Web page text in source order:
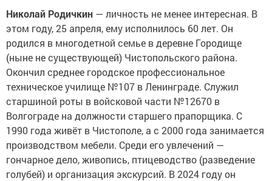
Николай Родичкин — личность не менее интересная. В
этом году, 25 апреля, ему исполнилось 60 лет. Он
родился в многодетной семье в деревне Городище
(ныне не существующей) Чистопольского района.
Окончил среднее городское профессиональное
техническое училище №107 в Ленинграде. Служил
старшиной роты в войсковой части №12670 в
Волгограде на должности старшего прапорщика. С
1990 года живёт в Чистополе, а с 2000 года занимается
производством мебели. Среди его увлечений —
гончарное дело, живопись, птицеводство (разведение
голубей) и организация экскурсий. В 2024 году он